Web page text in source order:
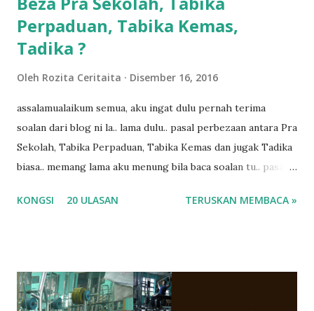
Perpaduan, Tabika Kemas,
Tadika ?
Oleh Rozita Ceritaita Disember 16, 2016
assalamualaikum semua, aku ingat dulu pernah terima
soalan dari blog ni la.. lama dulu.. pasal perbezaan antara Pra
Sekolah, Tabika Perpaduan, Tabika Kemas dan jugak Tadika
biasa.. memang lama aku menung bila baca soalan tu.. pasal
ko.. masa tu aku baru je ada anak sorang dan aku hentam je
tanya sapa-sapa pun masa tu.. bila fikir-fikirkan balik terasa
jugak masa alahai teruknya kami sebagai ibubapa.. dan kami
KONGSI 20 ULASAN TERUSKAN MEMBACA »